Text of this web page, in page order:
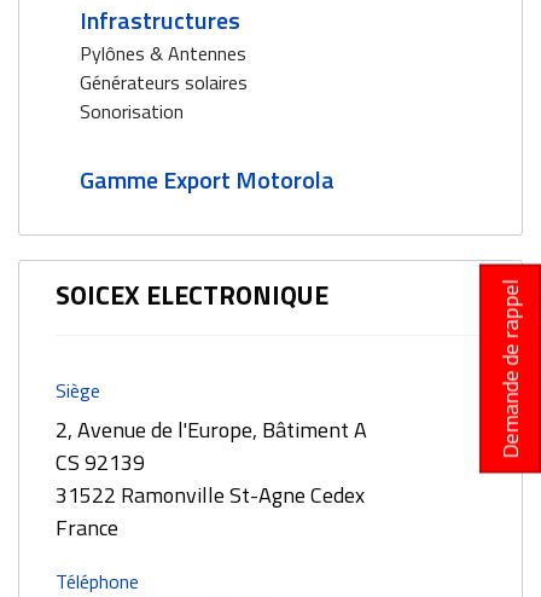
Infrastructures
Pylônes & Antennes
Générateurs solaires
Sonorisation
Gamme Export Motorola
SOICEX ELECTRONIQUE
Siège
2, Avenue de l'Europe, Bâtiment A
CS 92139
31522 Ramonville St-Agne Cedex
France
Téléphone
Demande de rappel